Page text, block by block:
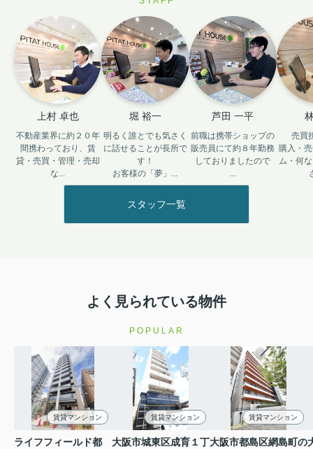
上村 卓也
不動産業界に約２０年
間携わっており、賃
貸・売買・管理・売却
な...
堀 裕一
明るく誰とでも気さく
に話せることが長所で
す！
お客様の「夢」...
芦田 一平
前職は携帯ショップの
販売員にて約８年勤務
しておりましたので
...
売買
購入・
ム・何
スタッフ一覧
よく見られている物件
POPULAR
賃貸マンション
ライフフィールド都
賃貸マンション
大阪市城東区成育１丁
賃貸マンション
大阪市都島区網島町の